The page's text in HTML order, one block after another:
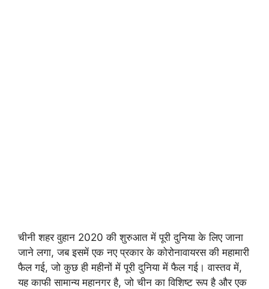
चीनी शहर वुहान 2020 की शुरुआत में पूरी दुनिया के लिए जाना
जाने लगा, जब इसमें एक नए प्रकार के कोरोनावायरस की महामारी
फैल गई, जो कुछ ही महीनों में पूरी दुनिया में फैल गई। वास्तव में,
यह काफी सामान्य महानगर है, जो चीन का विशिष्ट रूप है और एक